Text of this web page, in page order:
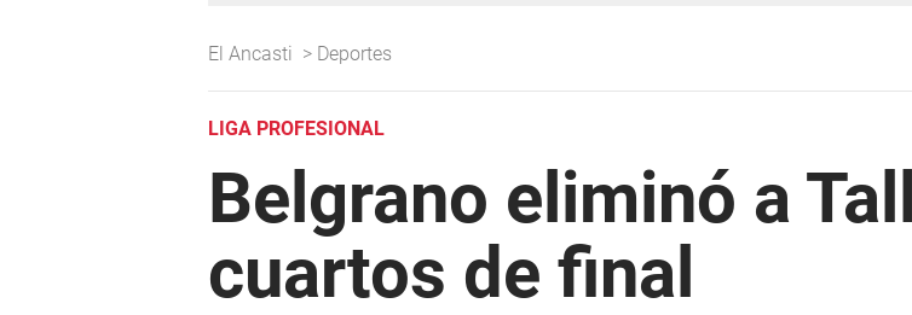
El Ancasti > Deportes
LIGA PROFESIONAL
Belgrano eliminó a
cuartos de final